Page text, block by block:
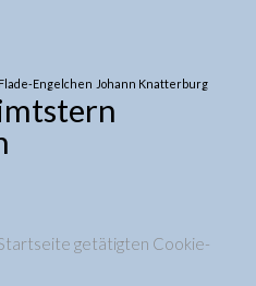
Flade-Engelchen Johann Knatterburg
getätigten Cookie-